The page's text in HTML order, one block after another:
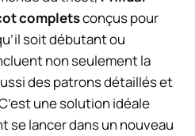
completsconçus pour
soit débutant ou
non seulement la
des patrons détaillés et
une solution idéale
se lancer dans un nouveau